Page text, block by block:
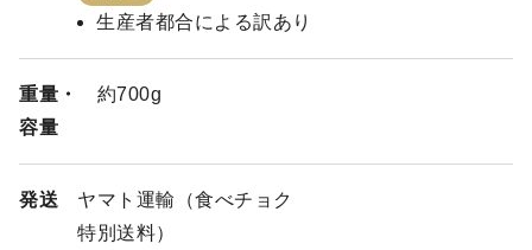
生産者都合による訳あり
重量・
容量
約700g
発送
ヤマト運輸（食べチョク
特別送料）